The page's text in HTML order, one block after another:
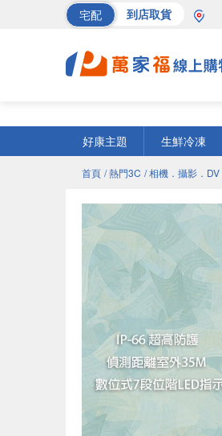
宅配 到店取貨
好康主題
生鮮冷凍
首頁 / 熱門3C / 相機．攝影．DV